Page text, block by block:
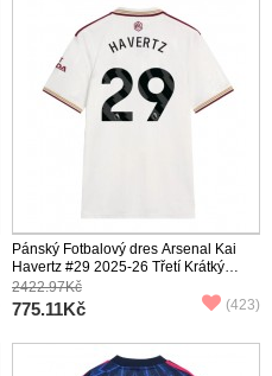
Pánský Fotbalový dres Arsenal Kai
Havertz #29 2025-26 Třetí Krátký
Rukáv
2422.97Kč
775.11Kč (423)